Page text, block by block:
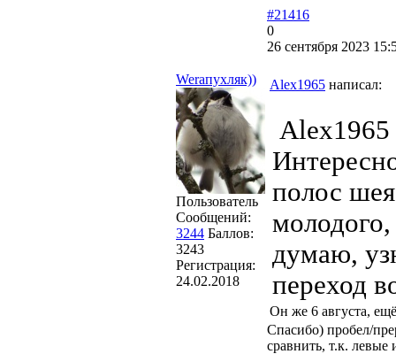
Weraпухляк))
Пользователь
Сообщений:
3244 Баллов:
3243
Регистрация:
24.02.2018
#21416
0
26 сентября 2023
Alex1965 написал:
Alex1965
полос
думаю,
переход
Он же 6 августа,
Спасибо) пробел/
сравнить, т.к.